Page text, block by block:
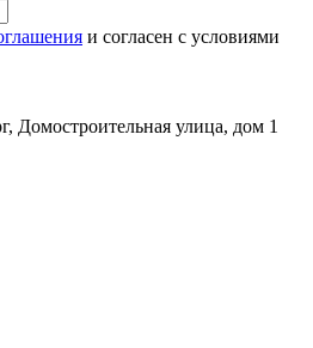
и согласен с условиями
Домостроительная улица, дом 1